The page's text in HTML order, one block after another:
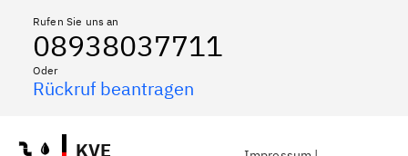
Rufen Sie uns an
08938037711
Oder
Rückruf beantragen
KVE